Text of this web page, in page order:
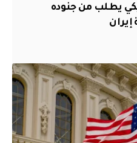
يطلب من جنوده
إيران